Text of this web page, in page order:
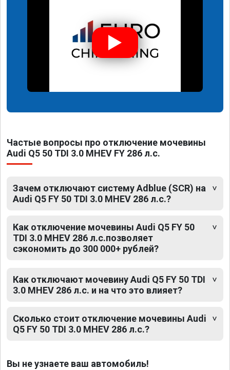
Частые вопросы про отключение мочевины
Audi Q5 50 TDI 3.0 MHEV FY 286 л.с.
Зачем отключают систему Adblue (SCR) на
Audi Q5 FY 50 TDI 3.0 MHEV 286 л.с.?
Как отключение мочевины Audi Q5 FY 50
TDI 3.0 MHEV 286 л.с.позволяет
сэкономить до 300 000+ рублей?
Как отключают мочевину Audi Q5 FY 50 TDI
3.0 MHEV 286 л.с. и на что это влияет?
Сколько стоит отключение мочевины Audi
Q5 FY 50 TDI 3.0 MHEV 286 л.с.?
Вы не узнаете ваш автомобиль!